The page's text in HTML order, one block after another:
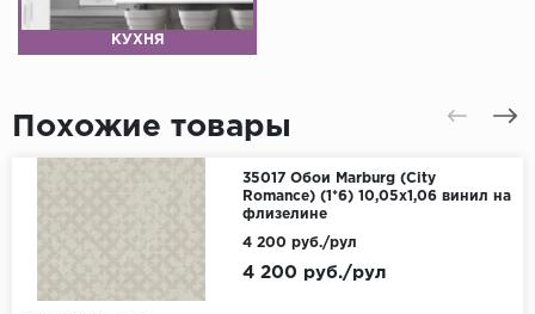
КУХНЯ
Похожие товары
35017 Обои Marburg (City
Romance) (1*6) 10,05x1,06 винил на
флизелине
4 200 руб./рул
4 200 руб./рул